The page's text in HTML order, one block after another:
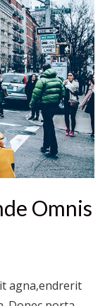
Omnis
agna,endrerit